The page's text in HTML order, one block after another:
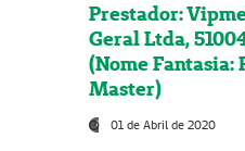
Prestador:
Geral Ltda,
(Nome
Master)
01 de Abril de 2020